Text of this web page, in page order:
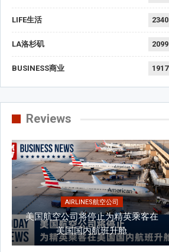
LIFE生活 2340
LA洛杉矶 2099
BUSINESS商业 1917
Reviews
AIRLINES航空公司
美国航空公司将停止为精英乘客在
美国国内航班升舱